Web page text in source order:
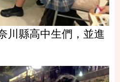
川縣高中生們，並進